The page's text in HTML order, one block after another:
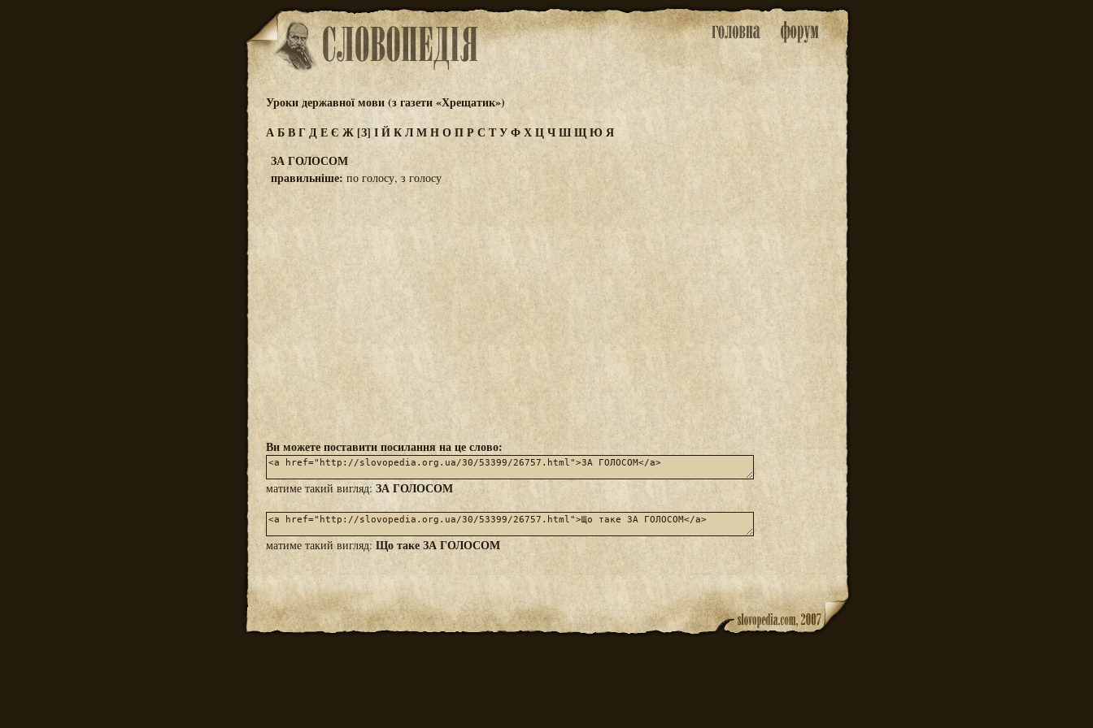
Уроки державної мови (з газети «Хрещатик»)
АБВГДЕЄЖ[З] ІЙКЛМНОПРСТУФХЦЧШЩЮЯ
ЗА ГОЛОСОМ
правильніше: по голосу, з голосу
Ви можете поставити посилання на це слово:
матиме такий вигляд: ЗА ГОЛОСОМ
матиме такий вигляд:Що таке ЗА ГОЛОСОМ